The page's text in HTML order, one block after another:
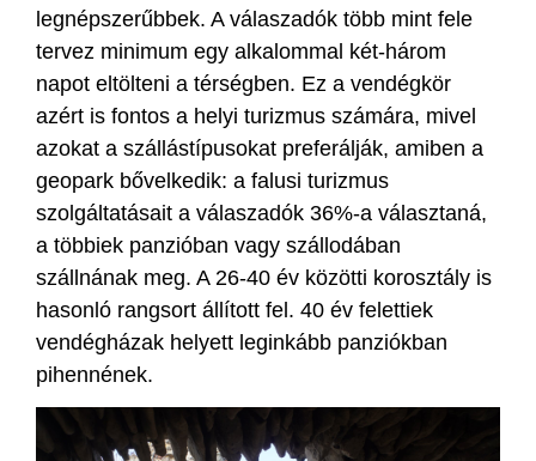
legnépszerűbbek. A válaszadók több mint fele
tervez minimum egy alkalommal két-három
napot eltölteni a térségben. Ez a vendégkör
azért is fontos a helyi turizmus számára, mivel
azokat a szállástípusokat preferálják, amiben a
geopark bővelkedik: a falusi turizmus
szolgáltatásait a válaszadók 36%-a választaná,
a többiek panzióban vagy szállodában
szállnának meg. A 26-40 év közötti korosztály is
hasonló rangsort állított fel. 40 év felettiek
vendégházak helyett leginkább panziókban
pihennének.